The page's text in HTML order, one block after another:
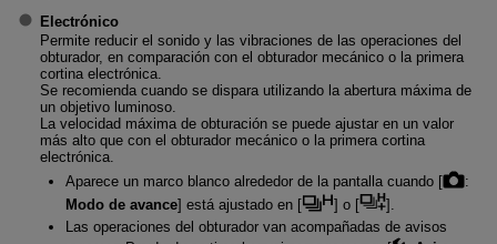
Electrónico
Permite reducir el sonido y las vibraciones de las operaciones del
obturador, en comparación con el obturador mecánico o la primera
cortina electrónica.
Se recomienda cuando se dispara utilizando la abertura máxima de
un objetivo luminoso.
La velocidad máxima de obturación se puede ajustar en un valor
más alto que con el obturador mecánico o la primera cortina
electrónica.
Aparece un marco blanco alrededor de la pantalla cuando [
:
Modo de avance] está ajustado en [ ] o [
].
Las operaciones del obturador van acompañadas de avisos